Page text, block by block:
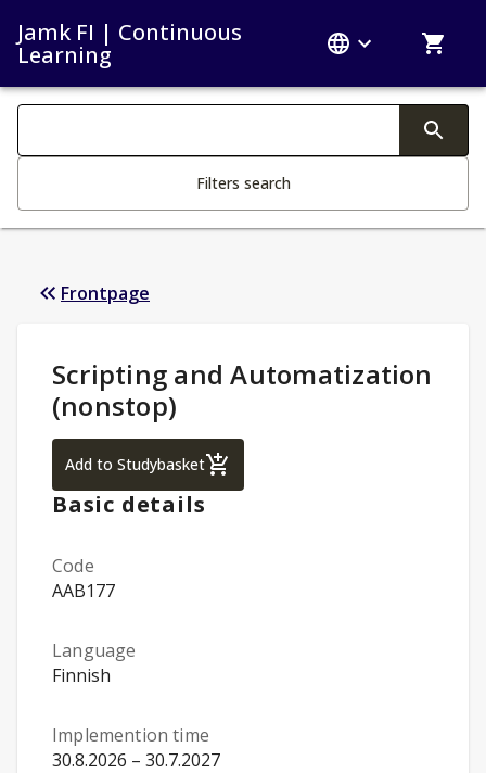
Jamk FI | Continuous
Learning
Search filters
Filters search
Frontpage
Study Details
Scripting and Automatization
(nonstop)
Add to StudybasketScripting and Automatization (nonstop)
Basic details
Code
AAB177
Language
Finnish
Implemention time
30.8.2026 – 30.7.2027